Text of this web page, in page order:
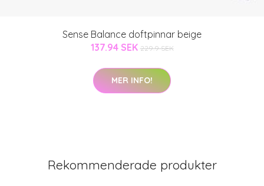
Sense Balance doftpinnar beige
137.94 SEK 229.9 SEK
MER INFO!
Rekommenderade produkter